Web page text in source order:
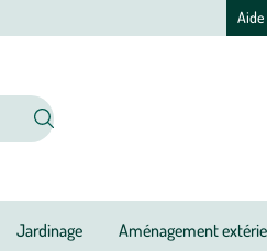
Jardinage Aménagement